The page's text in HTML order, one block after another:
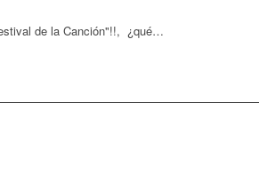
de la Canción"!!, ¿qué…